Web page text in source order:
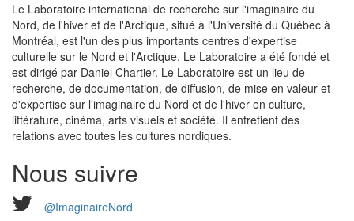
Le Laboratoire international de recherche sur l'imaginaire du
Nord, de l'hiver et de l'Arctique, situé à l'Université du Québec à
Montréal, est l'un des plus importants centres d'expertise
culturelle sur le Nord et l'Arctique. Le Laboratoire a été fondé et
est dirigé par Daniel Chartier. Le Laboratoire est un lieu de
recherche, de documentation, de diffusion, de mise en valeur et
d'expertise sur l'imaginaire du Nord et de l'hiver en culture,
littérature, cinéma, arts visuels et société. Il entretient des
relations avec toutes les cultures nordiques.
Nous suivre
@ImaginaireNord